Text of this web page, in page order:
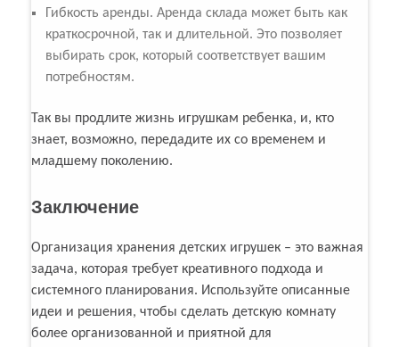
Гибкость аренды. Аренда склада может быть как
краткосрочной, так и длительной. Это позволяет
выбирать срок, который соответствует вашим
потребностям.
Так вы продлите жизнь игрушкам ребенка, и, кто
знает, возможно, передадите их со временем и
младшему поколению.
Заключение
Организация хранения детских игрушек – это важная
задача, которая требует креативного подхода и
системного планирования. Используйте описанные
идеи и решения, чтобы сделать детскую комнату
более организованной и приятной для